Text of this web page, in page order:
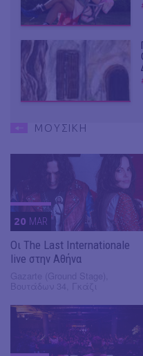
ΜΟΥΣΙΚΗ
20 MAR
Οι The Last Internationale
live στην Αθήνα